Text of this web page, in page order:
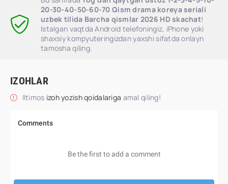
20-30-40-50-60-70 Qism drama koreya seriali
uzbek tilida Barcha qismlar 2026 HD skachat!
Istalgan vaqtda Android telefoningiz, iPhone yoki
shaxsiy kompyuteringizdan yaxshi sifatda onlayn
tamosha qiling.
IZOHLAR
Iltimos izoh yozish qoidalariga amal qiling!